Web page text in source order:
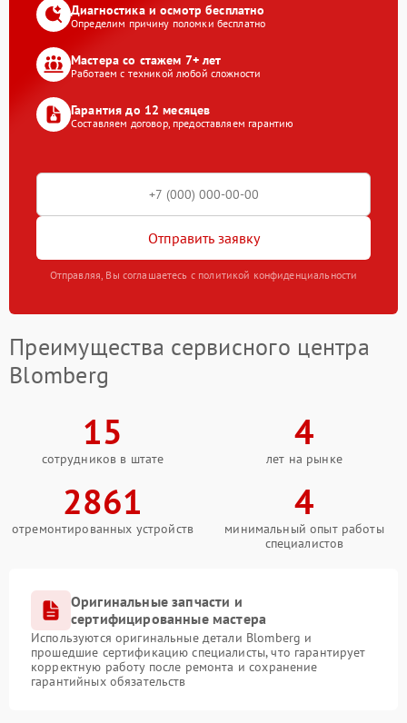
Диагностика и осмотр бесплатно
Определим причину поломки бесплатно
Мастера со стажем 7+ лет
Работаем с техникой любой сложности
Гарантия до 12 месяцев
Составляем договор, предоставляем гарантию
Отправить заявку
Отправляя, Вы соглашаетесь с политикой конфиденциальности
Преимущества сервисного центра
Blomberg
15
сотрудников в штате
4
лет на рынке
2861
отремонтированных устройств
4
минимальный опыт работы
специалистов
Оригинальные запчасти и
сертифицированные мастера
Используются оригинальные детали Blomberg и
прошедшие сертификацию специалисты, что гарантирует
корректную работу после ремонта и сохранение
гарантийных обязательств